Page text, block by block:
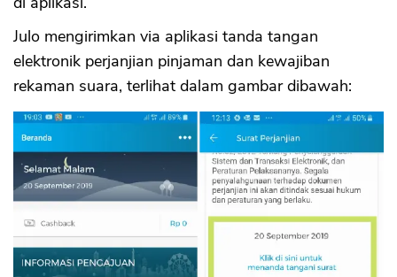
Julo mengirimkan via aplikasi tanda tangan
elektronik perjanjian pinjaman dan kewajiban
rekaman suara, terlihat dalam gambar dibawah: